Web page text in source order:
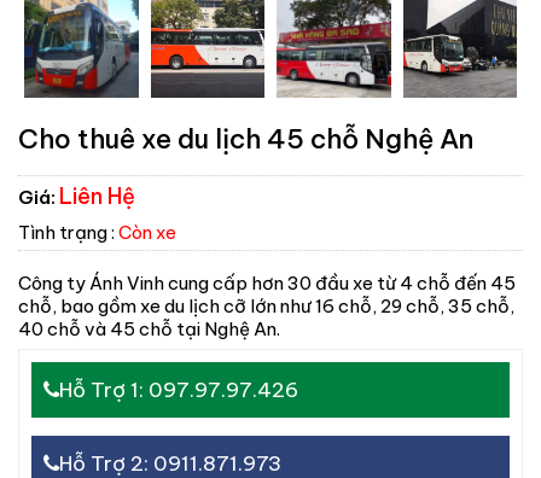
Cho thuê xe du lịch 45 chỗ Nghệ An
Giá: Liên Hệ
Tình trạng : Còn xe
Công ty Ánh Vinh cung cấp hơn 30 đầu xe từ 4 chỗ đến 45
chỗ, bao gồm xe du lịch cỡ lớn như 16 chỗ, 29 chỗ, 35 chỗ,
40 chỗ và 45 chỗ tại Nghệ An.
Hỗ Trợ 1: 097.97.97.426
Hỗ Trợ 2: 0911.871.973